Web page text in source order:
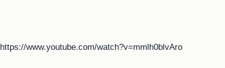
https://www.youtube.com/watch?v=mmlh0blvAro